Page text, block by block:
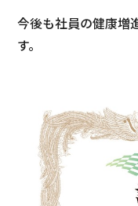
今後も社員の健康増
す。